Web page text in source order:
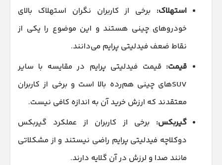
استهلاک: برخی از کاربران نگران استهلاک بالای
خودروهای چینی هستند و این موضوع را یکی از
نقاط ضعف فیدلیتی پرایم می‌دانند.
قیمت: قیمت فیدلیتی پرایم در مقایسه با سایر
SUV‌های چینی هم‌رده بالا است و برخی از کاربران
معتقدند که ارزش خرید آن به اندازه کافی نیست.
گیربکس: برخی از کاربران از عملکرد گیربکس
دوکلاچه فیدلیتی پرایم راضی نیستند و از مشکلاتی
مانند صدا و لرزش در آن گلایه دارند.